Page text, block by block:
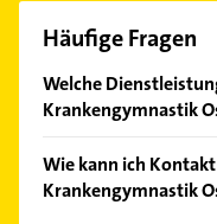
Häufige Fragen
Welche
Krankengymnastik
Behandlung von
Funktionsstörungen,
Wie kann ich
Krankengymnastik